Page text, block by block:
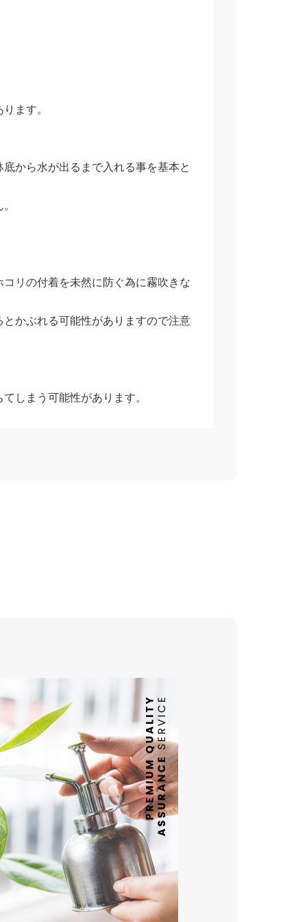
ます。
から水が出るまで入れる事を基本と
リの付着を未然に防ぐ為に霧吹きな
かぶれる可能性がありますので注意
しまう可能性があります。